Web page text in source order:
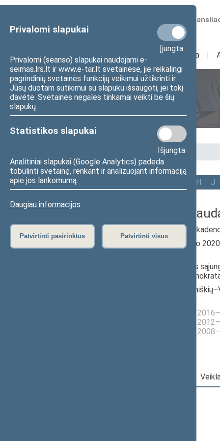
Privalomi slapukai
Įjungta
Privalomi (seanso) slapukai naudojami e-
seimas.lrs.lt ir www.e-tar.lt svetainėse, jie reikalingi
pagrindinių svetainės funkcijų veikimui užtikrinti ir
Jūsų duotam sutikimui su slapuku išsaugoti, jei tokį
davėte. Svetainės negalės tinkamai veikti be šių
slapukų.
Statistikos slapukai
Išjungta
Analitiniai slapukai (Google Analytics) padeda
tobulinti svetainę, renkant ir analizuojant informaciją
apie jos lankomumą.
Daugiau informacijos
Patvirtinti pasirinktus Patvirtinti visus
Numatomos
Sudėtis Veikla I
Seimo nariai
Visi H J
Paulius
2020–2024 m.
Seimo narys nuo
Iškėlė: Tėvynės
krikščionys
Išrinktas:
Buvo išrinktas į
Buvo išrinktas į
Buvo išrinktas į